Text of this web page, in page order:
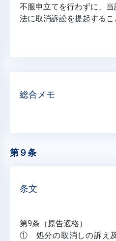
不服申立てを行わずに、
法に取消訴訟を提起するこ
総合メモ
第９条
条文
第9条（原告適格）
① 処分の取消しの訴え